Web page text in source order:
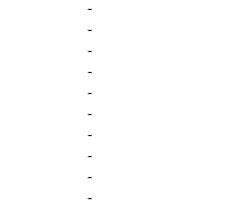
-
-
-
-
-
-
-
-
-
-